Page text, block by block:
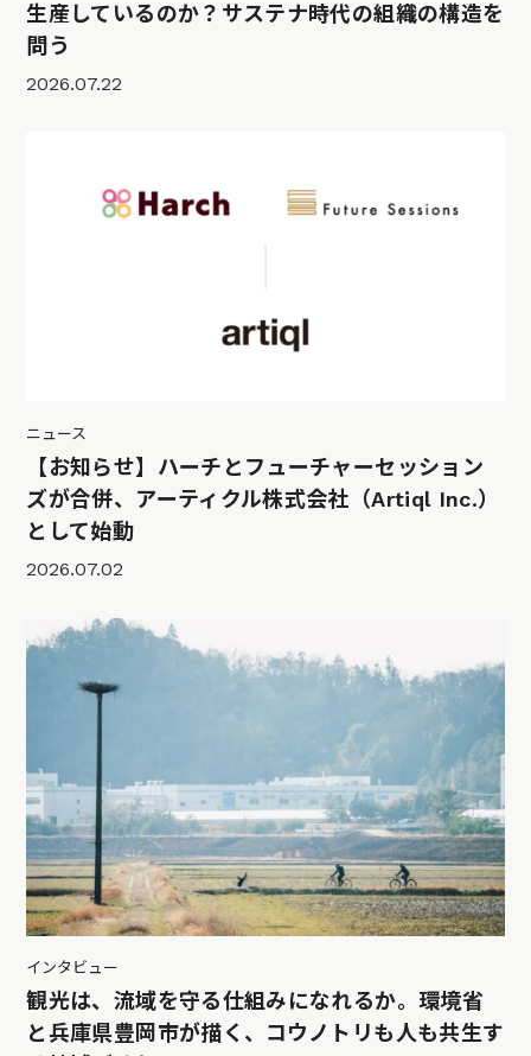
生産しているのか？サステナ時代の組織の構造を
問う
2026.07.22
ニュース
【お知らせ】ハーチとフューチャーセッション
ズが合併、アーティクル株式会社（Artiql Inc.）
として始動
2026.07.02
インタビュー
観光は、流域を守る仕組みになれるか。環境省
と兵庫県豊岡市が描く、コウノトリも人も共生す